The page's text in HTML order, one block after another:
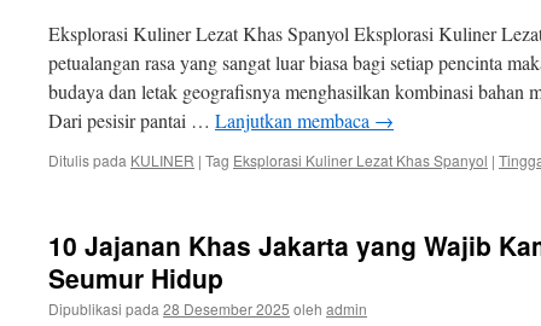
Eksplorasi Kuliner Lezat Khas Spanyol Eksplorasi Kuliner
petualangan rasa yang sangat luar biasa bagi setiap pencinta
budaya dan letak geografisnya menghasilkan kombinasi bahan
Dari pesisir pantai … Lanjutkan membaca →
Ditulis pada KULINER | Tag Eksplorasi Kuliner Lezat Khas Spanyol |
10 Jajanan Khas Jakarta yang Wajib
Seumur Hidup
Dipublikasi pada 28 Desember 2025 oleh admin